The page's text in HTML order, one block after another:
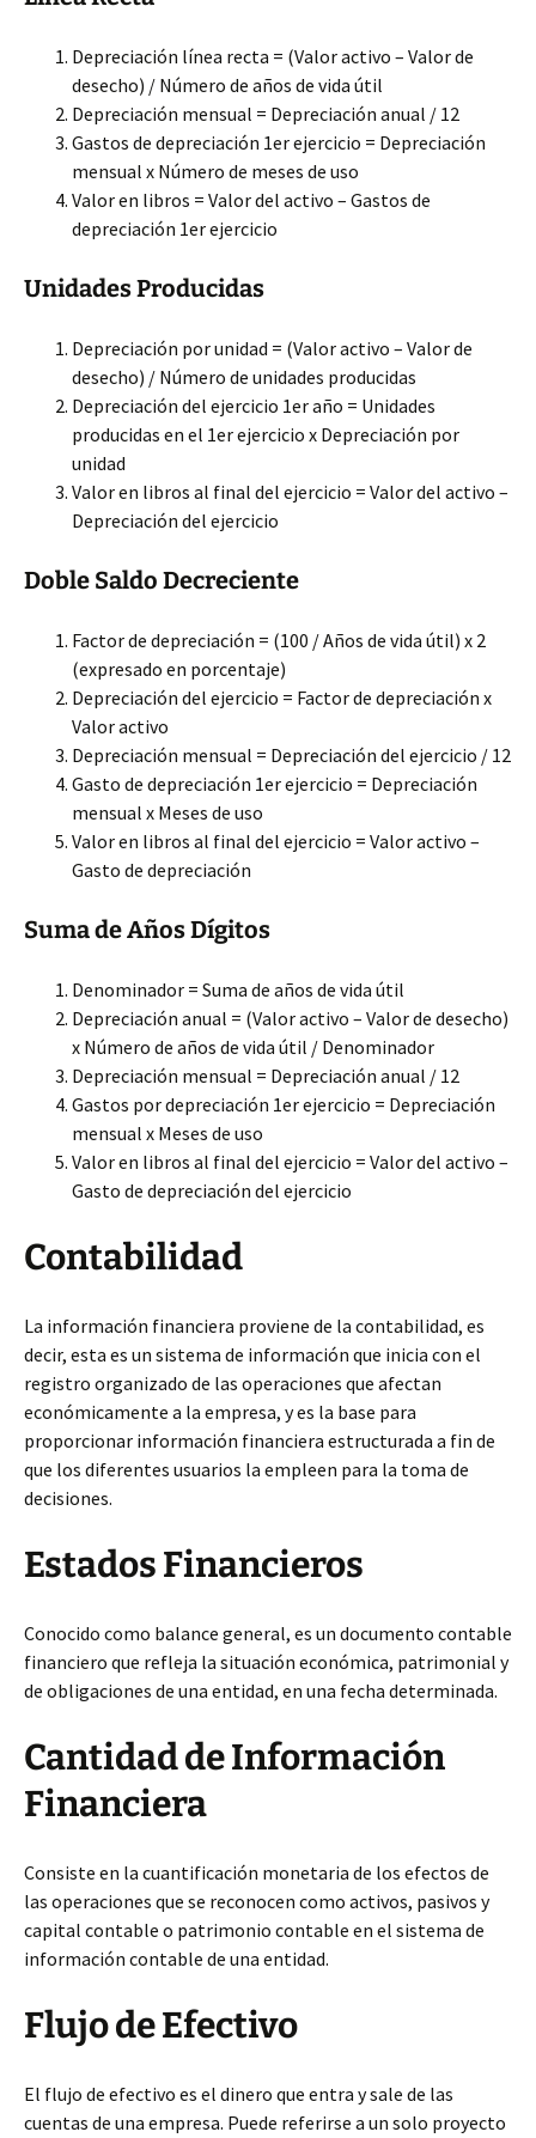
Depreciación línea recta = (Valor activo – Valor de
desecho) / Número de años de vida útil
Depreciación mensual = Depreciación anual / 12
Gastos de depreciación 1er ejercicio = Depreciación
mensual x Número de meses de uso
Valor en libros = Valor del activo – Gastos de
depreciación 1er ejercicio
Unidades Producidas
Depreciación por unidad = (Valor activo – Valor de
desecho) / Número de unidades producidas
Depreciación del ejercicio 1er año = Unidades
producidas en el 1er ejercicio x Depreciación por
unidad
Valor en libros al final del ejercicio = Valor del activo –
Depreciación del ejercicio
Doble Saldo Decreciente
Factor de depreciación = (100 / Años de vida útil) x 2
(expresado en porcentaje)
Depreciación del ejercicio = Factor de depreciación x
Valor activo
Depreciación mensual = Depreciación del ejercicio / 12
Gasto de depreciación 1er ejercicio = Depreciación
mensual x Meses de uso
Valor en libros al final del ejercicio = Valor activo –
Gasto de depreciación
Suma de Años Dígitos
Denominador = Suma de años de vida útil
Depreciación anual = (Valor activo – Valor de desecho)
x Número de años de vida útil / Denominador
Depreciación mensual = Depreciación anual / 12
Gastos por depreciación 1er ejercicio = Depreciación
mensual x Meses de uso
Valor en libros al final del ejercicio = Valor del activo –
Gasto de depreciación del ejercicio
Contabilidad
La información financiera proviene de la contabilidad, es
decir, esta es un sistema de información que inicia con el
registro organizado de las operaciones que afectan
económicamente a la empresa, y es la base para
proporcionar información financiera estructurada a fin de
que los diferentes usuarios la empleen para la toma de
decisiones.
Estados Financieros
Conocido como balance general, es un documento contable
financiero que refleja la situación económica, patrimonial y
de obligaciones de una entidad, en una fecha determinada.
Cantidad de Información
Financiera
Consiste en la cuantificación monetaria de los efectos de
las operaciones que se reconocen como activos, pasivos y
capital contable o patrimonio contable en el sistema de
información contable de una entidad.
Flujo de Efectivo
El flujo de efectivo es el dinero que entra y sale de las
cuentas de una empresa. Puede referirse a un solo proyecto